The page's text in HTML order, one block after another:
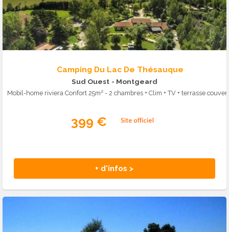
Camping Du Lac De Thésauque
Sud Ouest - Montgeard
399 €
+ d'infos >